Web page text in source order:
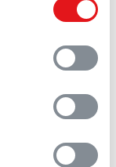
Rahmen
auf Feldsalat mit
Walnuss
kcal p. Portion